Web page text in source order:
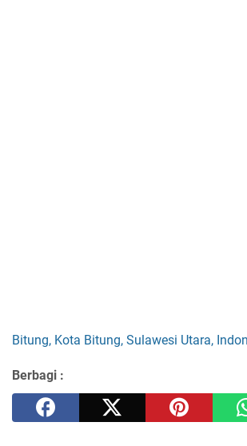
Bitung, Kota Bitung, Sulawesi Utara,
Berbagi :